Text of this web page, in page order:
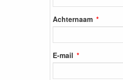
Achternaam
E-mail